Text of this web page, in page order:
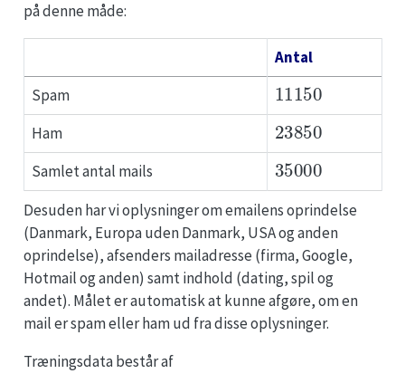
på denne måde:
Antal
Spam
11150
Ham
23850
Samlet antal mails
35000
Desuden har vi oplysninger om emailens oprindelse
(Danmark, Europa uden Danmark, USA og anden
oprindelse), afsenders mailadresse (firma, Google,
Hotmail og anden) samt indhold (dating, spil og
andet). Målet er automatisk at kunne afgøre, om en
mail er spam eller ham ud fra disse oplysninger.
Træningsdata består af